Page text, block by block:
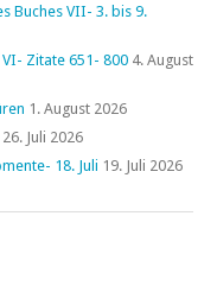
Buches VII- 3. bis 9.
Zitate 651- 800 4. August
1. August 2026
26. Juli 2026
18. Juli 19. Juli 2026